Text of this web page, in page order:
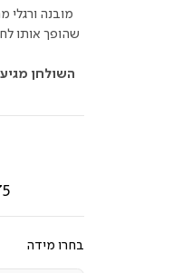
השולחן
₪
מידה